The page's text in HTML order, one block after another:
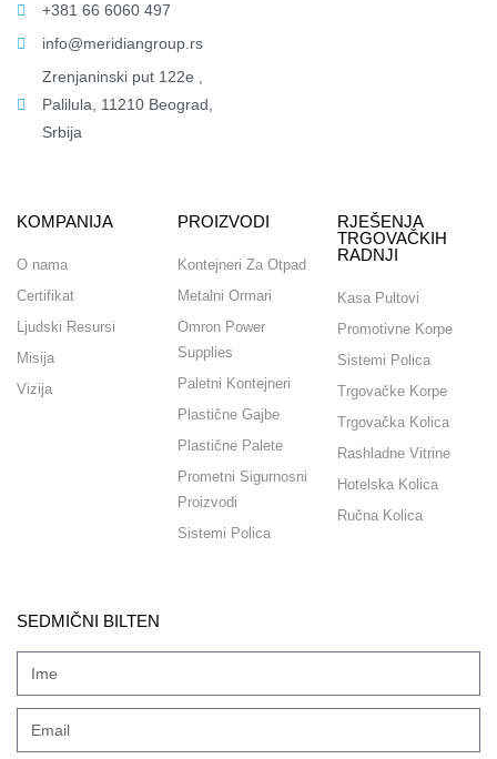
+381 66 6060 497
info@meridiangroup.rs
Zrenjaninski put 122e ,
Palilula, 11210 Beograd,
Srbija
KOMPANIJA
O nama
Certifikat
Ljudski Resursi
Misija
Vizija
PROIZVODI
Kontejneri Za Otpad
Metalni Ormari
Omron Power
Supplies
Paletni Kontejneri
Plastične Gajbe
Plastične Palete
Prometni Sigurnosni
Proizvodi
Sistemi Polica
RJEŠENJA
TRGOVAČKIH
RADNJI
Kasa Pultovi
Promotivne Korpe
Sistemi Polica
Trgovačke Korpe
Trgovačka Kolica
Rashladne Vitrine
Hotelska Kolica
Ručna Kolica
SEDMIČNI BILTEN